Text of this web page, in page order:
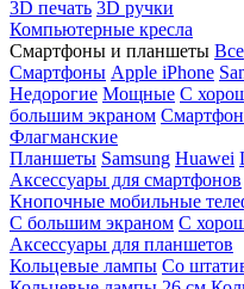
3D печать 3D ручки
Компьютерные кресла
Смартфоны и планшеты Все
Смартфоны Apple iPhone
Недорогие Мощные С
большим экраном
Флагманские
Планшеты Samsung Huawei
Аксессуары для смартфонов
Кнопочные мобильные
С большим экраном С
Аксессуары для планшетов
Кольцевые лампы Со